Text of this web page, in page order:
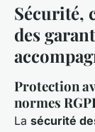
Sécurité,
des
Protection
normes
La sécurité